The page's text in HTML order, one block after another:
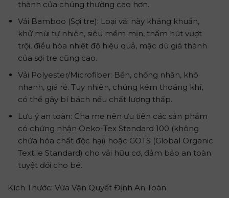
thành của chúng thường cao hơn.
Vải Bamboo (Sợi tre): Loại vải này kháng khuẩn,
khử mùi tự nhiên, siêu mềm mịn, thấm hút vượt
trội, điều hòa nhiệt độ hiệu quả, mặc dù giá thành
của sợi tre cũng cao.
Vải Polyester/Microfiber: Bền, chống nhăn, khô
nhanh, giá rẻ. Tuy nhiên, chúng kém thoáng khí,
có thể gây bí bách nếu chất lượng thấp.
Lưu ý an toàn: Cha mẹ nên ưu tiên các sản phẩm
có chứng nhận Oeko-Tex Standard 100 (không
chứa hóa chất độc hại) hoặc GOTS (Global Organic
Textile Standard) cho vải hữu cơ, đảm bảo an toàn
tuyệt đối cho bé.
Kích Thước: Vừa Vặn Quyết Định An Toàn